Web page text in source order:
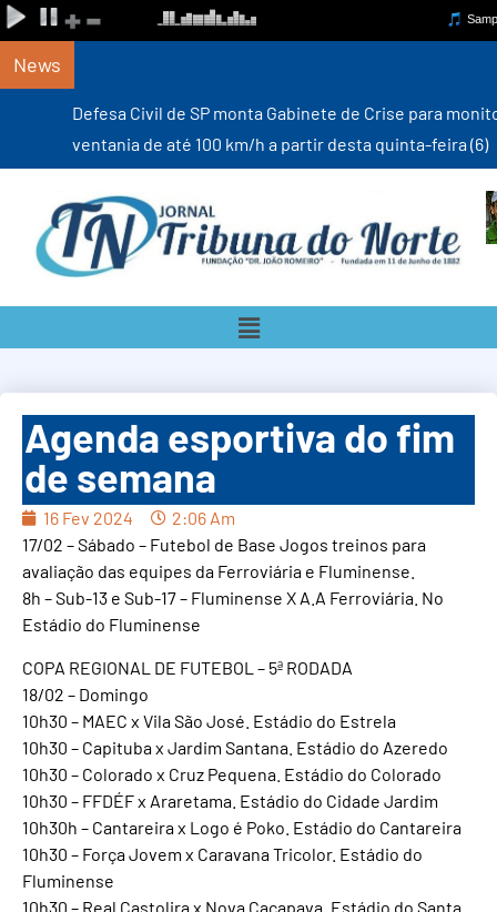
News
Defesa Civil de SP monta Gabinete de Crise para monitorar
ventania de até 100 km/h a partir desta quinta-feira (6)
Agenda esportiva do fim
de semana
16 Fev 2024
2:06 Am
17/02 – Sábado – Futebol de Base Jogos treinos para
avaliação das equipes da Ferroviária e Fluminense.
8h – Sub-13 e Sub-17 – Fluminense X A.A Ferroviária. No
Estádio do Fluminense
COPA REGIONAL DE FUTEBOL – 5ª RODADA
18/02 – Domingo
10h30 – MAEC x Vila São José. Estádio do Estrela
10h30 – Capituba x Jardim Santana. Estádio do Azeredo
10h30 – Colorado x Cruz Pequena. Estádio do Colorado
10h30 – FFDÉF x Araretama. Estádio do Cidade Jardim
10h30h – Cantareira x Logo é Poko. Estádio do Cantareira
10h30 – Força Jovem x Caravana Tricolor. Estádio do
Fluminense
10h30 – Real Castolira x Nova Caçapava. Estádio do Santa